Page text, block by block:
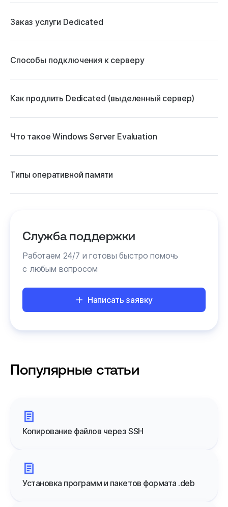
Заказ услуги Dedicated
Способы подключения к серверу
Как продлить Dedicated (выделенный сервер)
Что такое Windows Server Evaluation
Типы оперативной памяти
Служба поддержки
Работаем 24/7 и готовы быстро помочь
с любым вопросом
Написать заявку
Популярные статьи
Копирование файлов через SSH
Установка программ и пакетов формата .deb